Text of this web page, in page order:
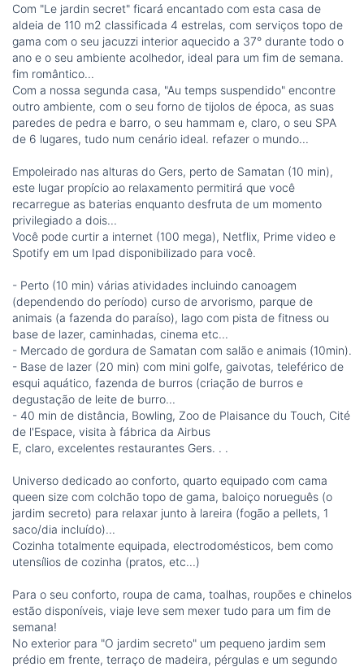
Com "Le jardin secret" ficará encantado com esta casa de
aldeia de 110 m2 classificada 4 estrelas, com serviços topo de
gama com o seu jacuzzi interior aquecido a 37° durante todo o
ano e o seu ambiente acolhedor, ideal para um fim de semana.
fim romântico...
Com a nossa segunda casa, "Au temps suspendido" encontre
outro ambiente, com o seu forno de tijolos de época, as suas
paredes de pedra e barro, o seu hammam e, claro, o seu SPA
de 6 lugares, tudo num cenário ideal. refazer o mundo...
Empoleirado nas alturas do Gers, perto de Samatan (10 min),
este lugar propício ao relaxamento permitirá que você
recarregue as baterias enquanto desfruta de um momento
privilegiado a dois...
Você pode curtir a internet (100 mega), Netflix, Prime video e
Spotify em um Ipad disponibilizado para você.
- Perto (10 min) várias atividades incluindo canoagem
(dependendo do período) curso de arvorismo, parque de
animais (a fazenda do paraíso), lago com pista de fitness ou
base de lazer, caminhadas, cinema etc...
- Mercado de gordura de Samatan com salão e animais (10min).
- Base de lazer (20 min) com mini golfe, gaivotas, teleférico de
esqui aquático, fazenda de burros (criação de burros e
degustação de leite de burro...
- 40 min de distância, Bowling, Zoo de Plaisance du Touch, Cité
de l'Espace, visita à fábrica da Airbus
E, claro, excelentes restaurantes Gers. . .
Universo dedicado ao conforto, quarto equipado com cama
queen size com colchão topo de gama, baloiço norueguês (o
jardim secreto) para relaxar junto à lareira (fogão a pellets, 1
saco/dia incluído)...
Cozinha totalmente equipada, electrodomésticos, bem como
utensílios de cozinha (pratos, etc...)
Para o seu conforto, roupa de cama, toalhas, roupões e chinelos
estão disponíveis, viaje leve sem mexer tudo para um fim de
semana!
No exterior para "O jardim secreto" um pequeno jardim sem
prédio em frente, terraço de madeira, pérgulas e um segundo